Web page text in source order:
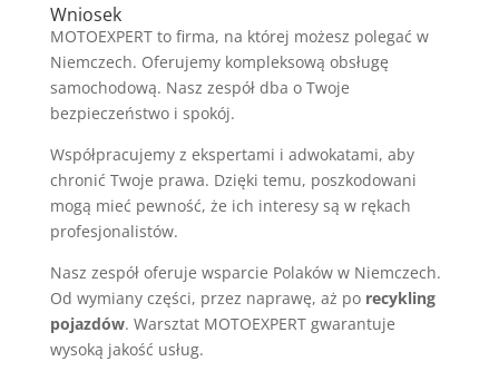
Wniosek
MOTOEXPERT to firma, na której możesz polegać w
Niemczech. Oferujemy kompleksową obsługę
samochodową. Nasz zespół dba o Twoje
bezpieczeństwo i spokój.
Współpracujemy z ekspertami i adwokatami, aby
chronić Twoje prawa. Dzięki temu, poszkodowani
mogą mieć pewność, że ich interesy są w rękach
profesjonalistów.
Nasz zespół oferuje wsparcie Polaków w Niemczech.
Od wymiany części, przez naprawę, aż po recykling
pojazdów. Warsztat MOTOEXPERT gwarantuje
wysoką jakość usług.